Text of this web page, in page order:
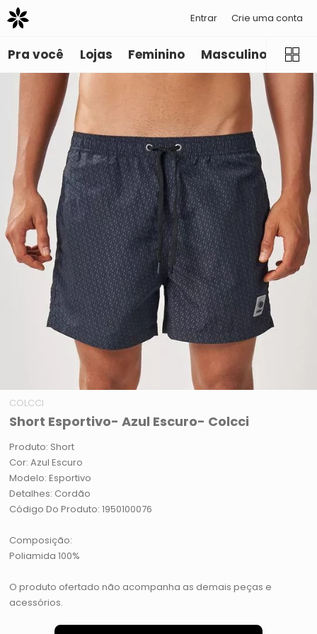
Entrar Crie uma conta
Pra você Lojas Feminino Masculino
COLCCI
Short Esportivo- Azul Escuro- Colcci
Produto: Short
Cor: Azul Escuro
Modelo: Esportivo
Detalhes: Cordão
Código Do Produto: 1950100076
Composição:
Poliamida 100%
O produto ofertado não acompanha as demais peças e
acessórios.